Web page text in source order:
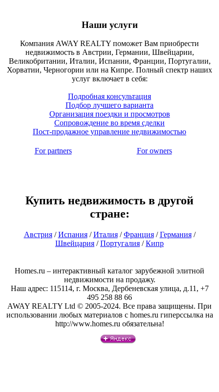
Наши услуги
Компания AWAY REALTY поможет Вам приобрести
недвижимость в Австрии, Германии, Швейцарии,
Великобритании, Италии, Испании, Франции, Португалии,
Хорватии, Черногории или на Кипре. Полный спектр наших
услуг включает в себя:
Подробная консультация
Подбор лучшего варианта
Организация поездки и просмотров
Сопровождение во время сделки
Пост-продажное управление недвижимостью
For partners For owners
Купить недвижимость в другой
стране:
Австрия/Испания/Италия/Франция/Германия/
Швейцария /Португалия /Кипр
Homes.ru – интерактивный каталог зарубежной элитной
недвижимости на продажу.
Наш адрес: 115114, г. Москва, Дербеневская улица, д.11, +7
495 258 88 66
AWAY REALTY Ltd © 2005-2024. Все права защищены. При
использовании любых материалов с homes.ru гиперссылка на
http://www.homes.ru обязательна!